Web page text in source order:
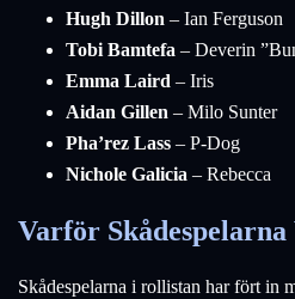
Hugh Dillon – Ian Ferguson
Tobi Bamtefa – Deverin
Emma Laird – Iris
Aidan Gillen – Milo Sunter
Pha’rez Lass – P-Dog
Nichole Galicia – Rebecca
Varför
Skådespelarna i rollistan har fört in